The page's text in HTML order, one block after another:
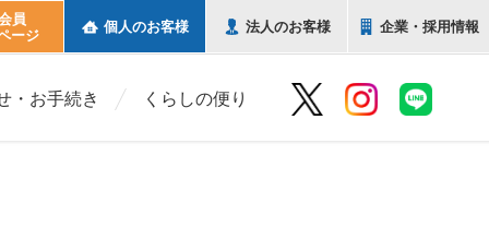
員
ージ
個人のお客様 法人のお客様 企業・ 採用情報
・お手続き くらしの便り